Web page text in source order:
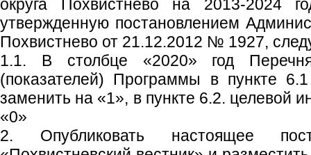
округа Похвистнево на 2013-2024
утвержденную постановлением
Похвистнево от 21.12.2012 № 1927,
1.1. В столбце «2020» год
(показателей) Программы в пункте
заменить на «1», в пункте 6.2. целевой
«0»
2. Опубликовать настоящее